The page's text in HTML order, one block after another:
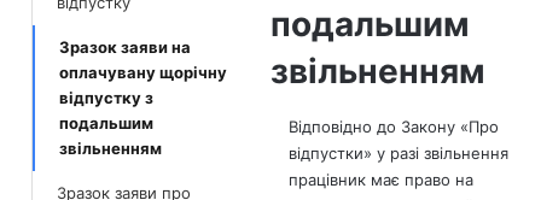
Зразок заяви на
оплачувану щорічну
відпустку з
подальшим
звільненням
Зразок заяви про
подальшим
звільненням
Відповідно до Закону «Про
відпустки» у разі звільнення
працівник має право на